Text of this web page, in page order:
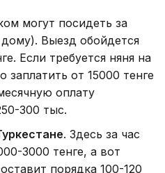
могут посидеть за
Выезд обойдется
Если требуется няня на
заплатить от 15000 тенге
оплату
300 тыс.
. Здесь за час
3000 тенге, а вот
порядка 100-120